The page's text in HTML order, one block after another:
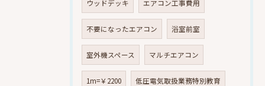
ウッドデッキ エアコン工事費用
不要になったエアコン 浴室前室
室外機スペース マルチエアコン
1m=￥2200 低圧電気取扱業務特別教育